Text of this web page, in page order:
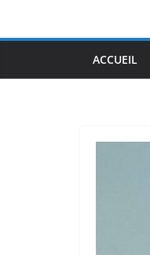
ACCUEIL